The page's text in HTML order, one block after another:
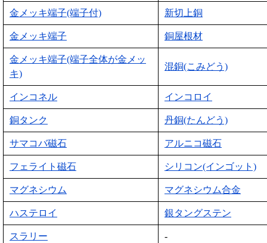
金メッキ端子(端子付) 新切上銅
金メッキ端子 銅屋根材
金メッキ端子(端子全体が金メッ
キ)
混銅(こみどう)
インコネル インコロイ
銅タンク 丹銅(たんどう)
サマコバ磁石 アルニコ磁石
フェライト磁石 シリコン(インゴット)
マグネシウム マグネシウム合金
ハステロイ 銀タングステン
スラリー -